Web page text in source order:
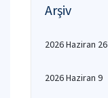
Arşiv
2026 Haziran 26
2026 Haziran 9